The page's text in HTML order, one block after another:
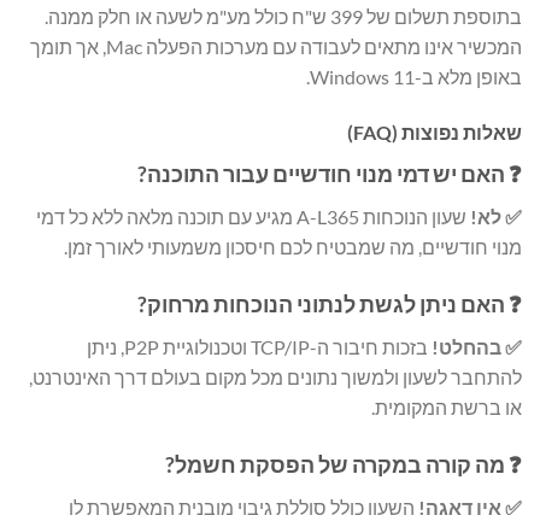
בתוספת תשלום של 399 ש"ח כולל מע"מ לשעה או חלק ממנה.
המכשיר אינו מתאים לעבודה עם מערכות הפעלה Mac, אך תומך
באופן מלא ב-Windows 11.
שאלות נפוצות (FAQ)
❓ האם יש דמי מנוי חודשיים עבור התוכנה?
✅ לא!
שעון הנוכחות A-L365 מגיע עם תוכנה מלאה ללא כל דמי
מנוי חודשיים, מה שמבטיח לכם חיסכון משמעותי לאורך זמן.
❓ האם ניתן לגשת לנתוני הנוכחות מרחוק?
✅ בהחלט!
בזכות חיבור ה-TCP/IP וטכנולוגיית P2P, ניתן
להתחבר לשעון ולמשוך נתונים מכל מקום בעולם דרך האינטרנט,
או ברשת המקומית.
❓ מה קורה במקרה של הפסקת חשמל?
✅ אין דאגה! השעון כולל סוללת גיבוי מובנית המאפשרת לו